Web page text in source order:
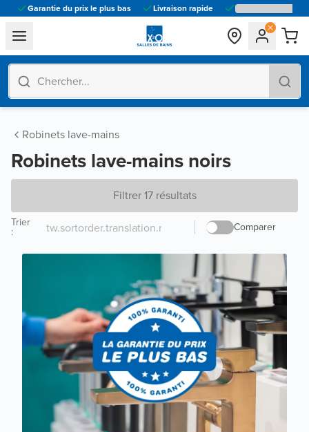
Garantie du prix le plus bas Livraison rapide
general.navigation.toggle_menu.label
Robinets lave-mains
Robinets lave-mains noirs
Filtrer 17 résultats
Comparer
Trier
: